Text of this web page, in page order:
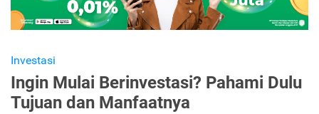
Investasi
Ingin Mulai Berinvestasi? Pahami Dulu
Tujuan dan Manfaatnya